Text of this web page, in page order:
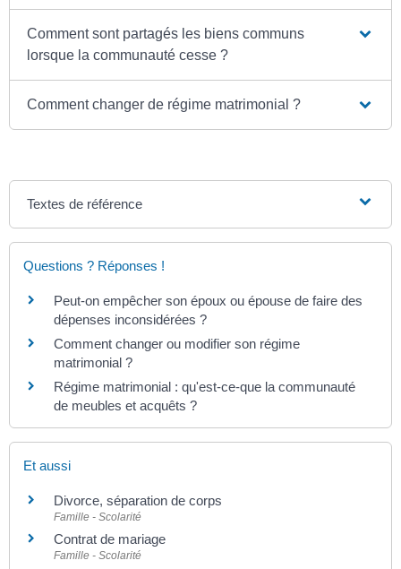
Comment sont partagés les biens communs
lorsque la communauté cesse ?
Comment changer de régime matrimonial ?
Textes de référence
Questions ? Réponses !
Peut-on empêcher son époux ou épouse de faire des
dépenses inconsidérées ?
Comment changer ou modifier son régime
matrimonial ?
Régime matrimonial : qu'est-ce-que la communauté
de meubles et acquêts ?
Et aussi
Divorce, séparation de corps
Famille - Scolarité
Contrat de mariage
Famille - Scolarité